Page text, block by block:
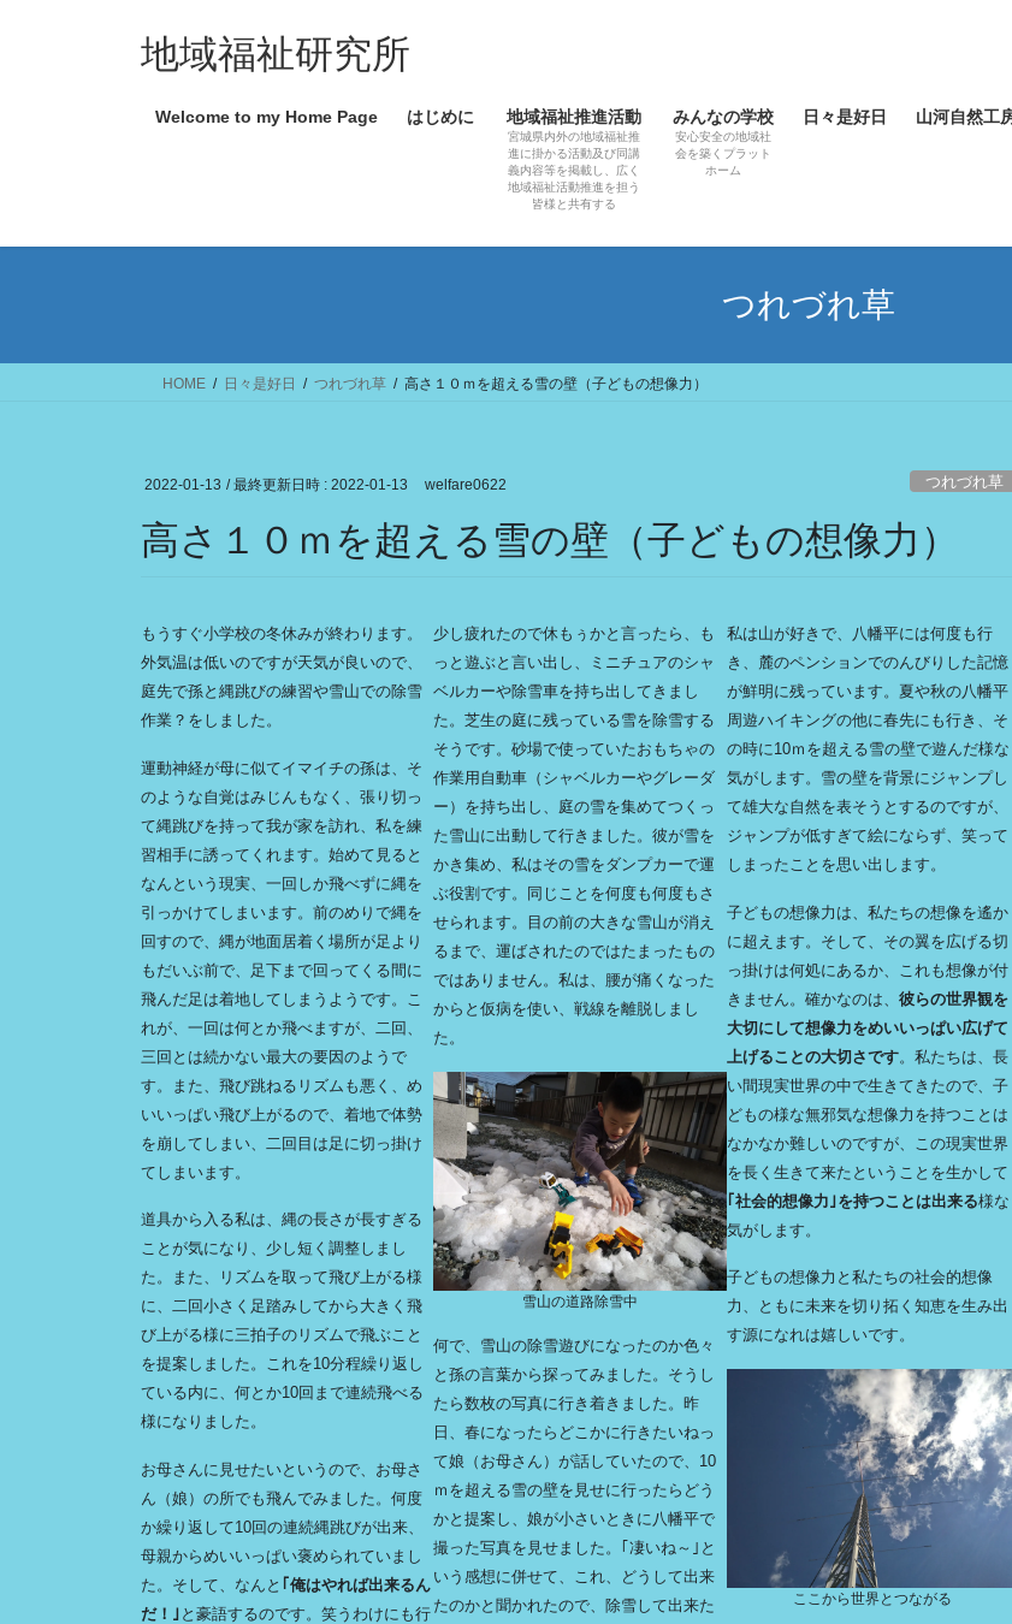
ッ
移
地域福祉研究所
Welcome to my Home Page はじめに 地域福祉推進活動
宮城県内外の地域福祉推
進に掛かる活動及び同講
義内容等を掲載し、広く
地域福祉活動推進を担う
皆様と共有する
みんなの学校
安心安全の地域社
会を築くプラット
ホーム
日々是好日 山河自然工
つれづれ草
HOME 日々是好日 つれづれ草 高さ１０ｍを超える雪の壁（子どもの想像力）
2022-01-13 / 最終更新日時 : 2022-01-13 welfare0622 つれづれ草
高さ１０ｍを超える雪の壁（子どもの想像力）
もうすぐ小学校の冬休みが終わります。
外気温は低いのですが天気が良いので、
庭先で孫と縄跳びの練習や雪山での除雪
作業？をしました。
運動神経が母に似てイマイチの孫は、そ
のような自覚はみじんもなく、張り切っ
て縄跳びを持って我が家を訪れ、私を練
習相手に誘ってくれます。始めて見ると
なんという現実、一回しか飛べずに縄を
引っかけてしまいます。前のめりで縄を
回すので、縄が地面居着く場所が足より
もだいぶ前で、足下まで回ってくる間に
飛んだ足は着地してしまうようです。こ
れが、一回は何とか飛べますが、二回、
三回とは続かない最大の要因のようで
す。また、飛び跳ねるリズムも悪く、め
いいっぱい飛び上がるので、着地で体勢
を崩してしまい、二回目は足に切っ掛け
てしまいます。
道具から入る私は、縄の長さが長すぎる
ことが気になり、少し短く調整しまし
た。また、リズムを取って飛び上がる様
に、二回小さく足踏みしてから大きく飛
び上がる様に三拍子のリズムで飛ぶこと
を提案しました。これを10分程繰り返し
ている内に、何とか10回まで連続飛べる
様になりました。
お母さんに見せたいというので、お母さ
ん（娘）の所でも飛んでみました。何度
か繰り返して10回の連続縄跳びが出来、
母親からめいいっぱい褒められていまし
た。そして、なんと
｢俺はやれば出来るん
だ！｣ と豪語するのです。笑うわけにも行
少し疲れたので休もぅかと言ったら、も
っと遊ぶと言い出し、ミニチュアのシャ
ベルカーや除雪車を持ち出してきまし
た。芝生の庭に残っている雪を除雪する
そうです。砂場で使っていたおもちゃの
作業用自動車（シャベルカーやグレーダ
ー）を持ち出し、庭の雪を集めてつくっ
た雪山に出動して行きました。彼が雪を
かき集め、私はその雪をダンプカーで運
ぶ役割です。同じことを何度も何度もさ
せられます。目の前の大きな雪山が消え
るまで、運ばされたのではたまったもの
ではありません。私は、腰が痛くなった
からと仮病を使い、戦線を離脱しまし
た。
雪山の道路除雪中
何で、雪山の除雪遊びになったのか色々
と孫の言葉から探ってみました。そうし
たら数枚の写真に行き着きました。昨
日、春になったらどこかに行きたいねっ
て娘（お母さん）が話していたので、10
ｍを超える雪の壁を見せに行ったらどう
かと提案し、娘が小さいときに八幡平で
撮った写真を見せました。｢凄いね～｣と
いう感想に併せて、これ、どうして出来
たのかと聞かれたので、除雪して出来た
私は山が好きで、八幡平には何度も行
き、麓のペンションでのんびりした記憶
が鮮明に残っています。夏や秋の八幡平
周遊ハイキングの他に春先にも行き、そ
の時に10ｍを超える雪の壁で遊んだ様な
気がします。雪の壁を背景にジャンプし
て雄大な自然を表そうとするのですが、
ジャンプが低すぎて絵にならず、笑って
しまったことを思い出します。
子どもの想像力は、私たちの想像を遙か
に超えます。そして、その翼を広げる切
っ掛けは何処にあるか、これも想像が付
きません。確かなのは、 彼らの世界観を
大切にして想像力をめいいっぱい広げて
上げることの大切さです。私たちは、長
い間現実世界の中で生きてきたので、子
どもの様な無邪気な想像力を持つことは
なかなか難しいのですが、この現実世界
を長く生きて来たということを生かして
｢社会的想像力｣を持つことは出来る様な
気がします。
子どもの想像力と私たちの社会的想像
力、ともに未来を切り拓く知恵を生み出
す源になれは嬉しいです。
ここから世界とつながる